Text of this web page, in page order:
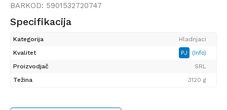
BARKOD: 5901532720747
Specifikacija
Kategorija
Hladnjaci
Kvalitet
PJ (Info)
Proizvodjač
SRL
Težina
3120 g